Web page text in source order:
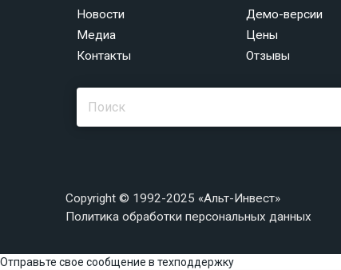
Новости
Медиа
Контакты
Демо-версии
Цены
Отзывы
Copyright © 1992-2025 «Альт-Инвест»
Политика обработки персональных данных
Отправьте свое сообщение в техподдержку